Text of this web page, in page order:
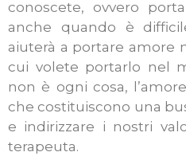
conoscete, ovvero
anche quando è
aiuterà a portare amore
cui volete portarlo nel
non è ogni cosa,
che costituiscono una
e indirizzare i nostri
terapeuta.